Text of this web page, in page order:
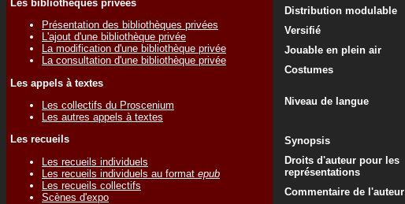
Les bibliothèques privées
Présentation des bibliothèques privées
L'ajout d'une bibliothèque privée
La modification d'une bibliothèque privée
La consultation d'une bibliothèque privée
Les appels à textes
Les collectifs du Proscenium
Les autres appels à textes
Les recueils
Les recueils individuels
Les recueils individuels au format epub
Les recueils collectifs
Scènes d'expo
Distribution modulable
Versifié
Jouable en plein air
Costumes
Niveau de langue
Synopsis
Droits d'auteur pour les
représentations
Commentaire de l'auteur